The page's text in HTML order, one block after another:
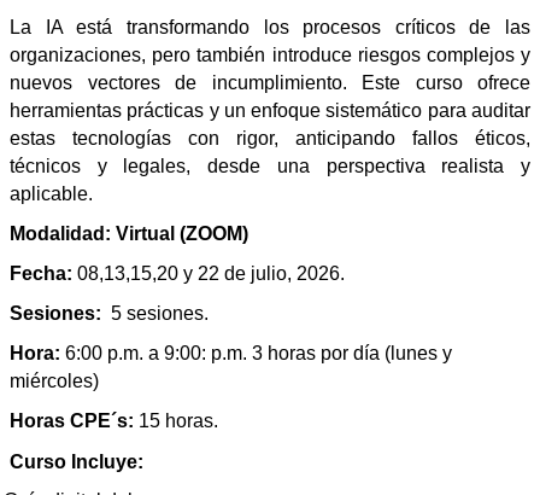
La IA está transformando los procesos críticos de las
organizaciones, pero también introduce riesgos complejos y
nuevos vectores de incumplimiento. Este curso ofrece
herramientas prácticas y un enfoque sistemático para auditar
estas tecnologías con rigor, anticipando fallos éticos,
técnicos y legales, desde una perspectiva realista y
aplicable.
Modalidad: Virtual (ZOOM)
Fecha: 08,13,15,20 y 22 de julio, 2026.
Sesiones: 5 sesiones.
Hora: 6:00 p.m. a 9:00: p.m. 3 horas por día (lunes y
miércoles)
Horas CPE´s: 15 horas.
Curso Incluye: